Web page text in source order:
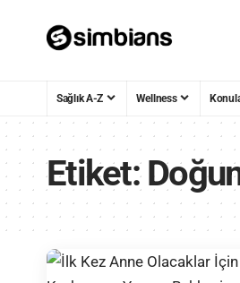
Sağlık A-Z Wellness
Etiket: